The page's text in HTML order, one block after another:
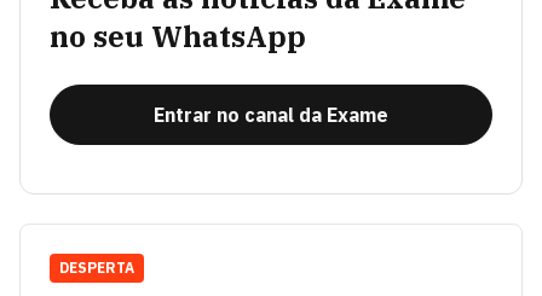
no seu WhatsApp
Entrar no canal da Exame
DESPERTA